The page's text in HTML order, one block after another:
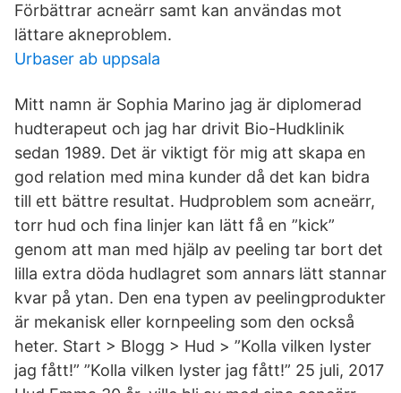
Förbättrar acneärr samt kan användas mot
lättare akneproblem.
Urbaser ab uppsala
Mitt namn är Sophia Marino jag är diplomerad
hudterapeut och jag har drivit Bio-Hudklinik
sedan 1989. Det är viktigt för mig att skapa en
god relation med mina kunder då det kan bidra
till ett bättre resultat. Hudproblem som acneärr,
torr hud och fina linjer kan lätt få en ”kick”
genom att man med hjälp av peeling tar bort det
lilla extra döda hudlagret som annars lätt stannar
kvar på ytan. Den ena typen av peelingprodukter
är mekanisk eller kornpeeling som den också
heter. Start > Blogg > Hud > ”Kolla vilken lyster
jag fått!” ”Kolla vilken lyster jag fått!” 25 juli, 2017